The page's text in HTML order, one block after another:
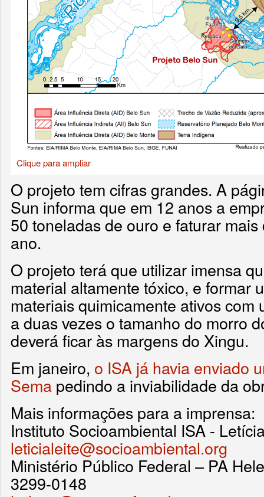
Clique para ampliar
O projeto tem cifras grandes. A
Sun informa que em 12 anos a
50 toneladas de ouro e faturar
ano.
O projeto terá que utilizar imensa
material altamente tóxico, e formar
materiais quimicamente ativos com
a duas vezes o tamanho do morro
deverá ficar às margens do Xingu.
Em janeiro, o ISA já havia enviado
Sema pedindo a inviabilidade da
Mais informações para a imprensa:
Instituto Socioambiental ISA -
leticialeite@socioambiental.org
Ministério Público Federal – PA
3299-0148